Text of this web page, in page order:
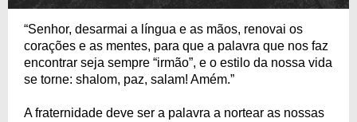
“Senhor, desarmai a língua e as mãos, renovai os
corações e as mentes, para que a palavra que nos faz
encontrar seja sempre “irmão”, e o estilo da nossa vida
se torne: shalom, paz, salam! Amém.”
A fraternidade deve ser a palavra a nortear as nossas